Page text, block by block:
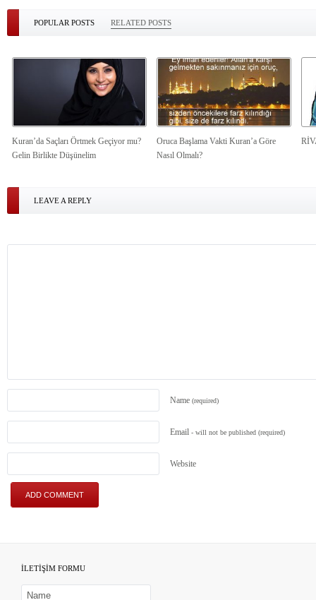
POPULAR POSTS RELATED POSTS
Kuran’da Saçları Örtmek Geçiyor mu?
Gelin Birlikte Düşünelim
Oruca Başlama Vakti Kuran’a Göre
Nasıl Olmalı?
LEAVE A REPLY
Name (required)
Email - will not be published (required)
Website
İLETİŞİM FORMU